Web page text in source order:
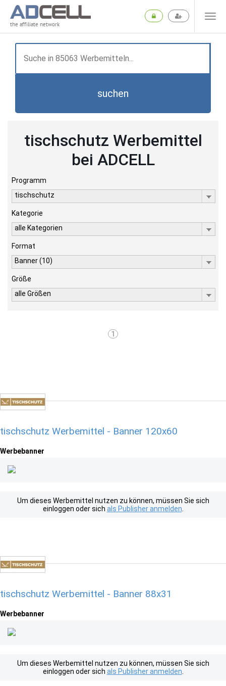
the affiliate network
suchen
tischschutz Werbemittel
bei ADCELL
Programm
tischschutz
Kategorie
alle Kategorien
Format
Banner (10)
Größe
alle Größen
1
tischschutz Werbemittel - Banner 120x60
Werbebanner
Um dieses Werbemittel nutzen zu können, müssen Sie sich
einloggen oder sich als Publisher anmelden
tischschutz Werbemittel - Banner 88x31
Werbebanner
Um dieses Werbemittel nutzen zu können, müssen Sie sich
einloggen oder sich als Publisher anmelden